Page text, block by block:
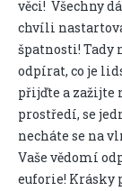
věci! Všechny
chvíli
špatnosti! Tady
odpírat, co je
přijďte a
prostředí, se
necháte se na
Vaše vědomí
euforie! Krásky